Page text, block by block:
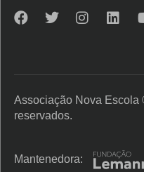
Nova
Facebook
Nova
Twitter
Nova
Associação Nova Escola
reservados.
Mantenedora: